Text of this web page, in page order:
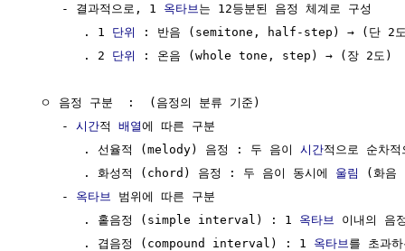
     - 결과적으로, 1
옥타브 는 12등분된 음정 체계로 구성
        . 1
단위
: 반음 (semitone, half-step) → (단 2
        . 2
단위 : 온음 (whole tone, step) → (장 2도)
  ㅇ 음정 구분  :  (음정의 분류 기준)
     -
시간적 배열에 따른 구분
        . 선율적 (melody) 음정 : 두 음이
시간적으로 순차
        . 화성적 (chord) 음정 : 두 음이 동시에
울림
(화음
     -
옥타브
범위에 따른 구분
        . 홑음정 (simple interval) : 1
옥타브
이내의 음
        . 겹음정 (compound interval) : 1
옥타브 를 초과